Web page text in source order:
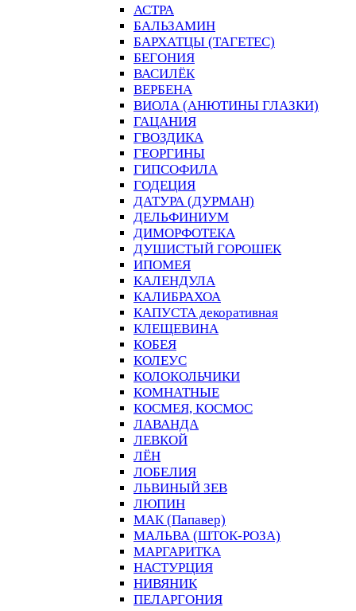
АСТРА
БАЛЬЗАМИН
БАРХАТЦЫ (ТАГЕТЕС)
БЕГОНИЯ
ВАСИЛЁК
ВЕРБЕНА
ВИОЛА (АНЮТИНЫ ГЛАЗКИ)
ГАЦАНИЯ
ГВОЗДИКА
ГЕОРГИНЫ
ГИПСОФИЛА
ГОДЕЦИЯ
ДАТУРА (ДУРМАН)
ДЕЛЬФИНИУМ
ДИМОРФОТЕКА
ДУШИСТЫЙ ГОРОШЕК
ИПОМЕЯ
КАЛЕНДУЛА
КАЛИБРАХОА
КАПУСТА декоративная
КЛЕЩЕВИНА
КОБЕЯ
КОЛЕУС
КОЛОКОЛЬЧИКИ
КОМНАТНЫЕ
КОСМЕЯ, КОСМОС
ЛАВАНДА
ЛЕВКОЙ
ЛЁН
ЛОБЕЛИЯ
ЛЬВИНЫЙ ЗЕВ
ЛЮПИН
МАК (Папавер)
МАЛЬВА (ШТОК-РОЗА)
МАРГАРИТКА
НАСТУРЦИЯ
НИВЯНИК
ПЕЛАРГОНИЯ